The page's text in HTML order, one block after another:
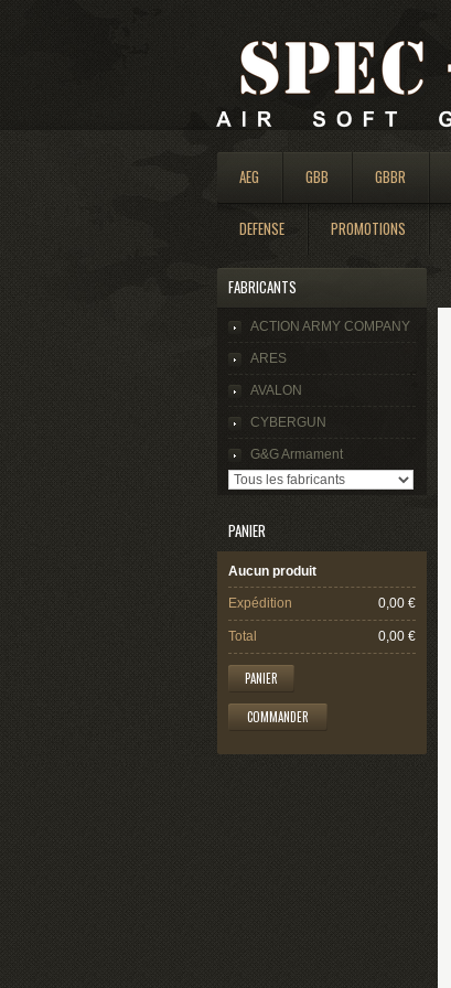
AEG GBB GBBR
DEFENSE PROMOTIONS
FABRICANTS
ACTION ARMY COMPANY
ARES
AVALON
CYBERGUN
G&G Armament
PANIER
Aucun produit
Expédition 0,00 €
Total 0,00 €
PANIER
COMMANDER